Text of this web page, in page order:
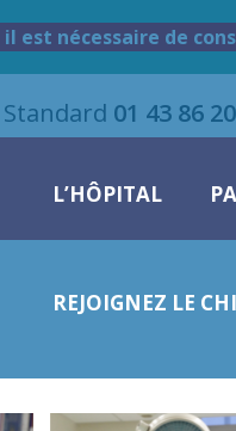
est nécessaire de
Standard 01 43 86
L’HÔPITAL
REJOIGNEZ LE